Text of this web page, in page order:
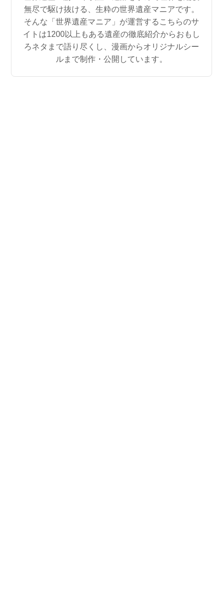
無尽で駆け抜ける、生粋の世界遺産マニアです。
そんな「世界遺産マニア」が運営するこちらのサ
イトは1200以上もある遺産の徹底紹介からおもし
ろネタまで語り尽くし、漫画からオリジナルシー
ルまで制作・公開しています。